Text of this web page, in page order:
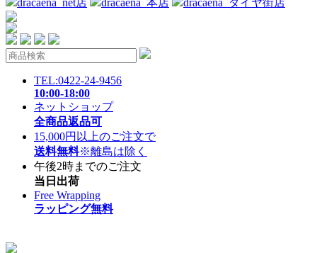
dracaena_net店 dracaena_本店 dracaena_ダイヤ街店
TEL:0422-24-9456
10:00-18:00
ネットショップ
全商品返品可
15,000円以上のご注文で
送料無料※離島は除く
午後2時までのご注文
当日出荷
Free Wrapping
ラッピング無料